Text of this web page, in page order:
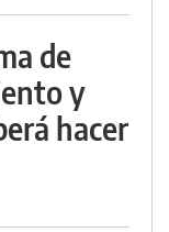
de
y
hacer